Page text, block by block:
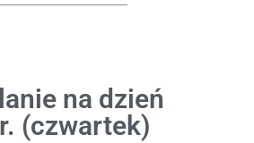
na dzień
(czwartek)